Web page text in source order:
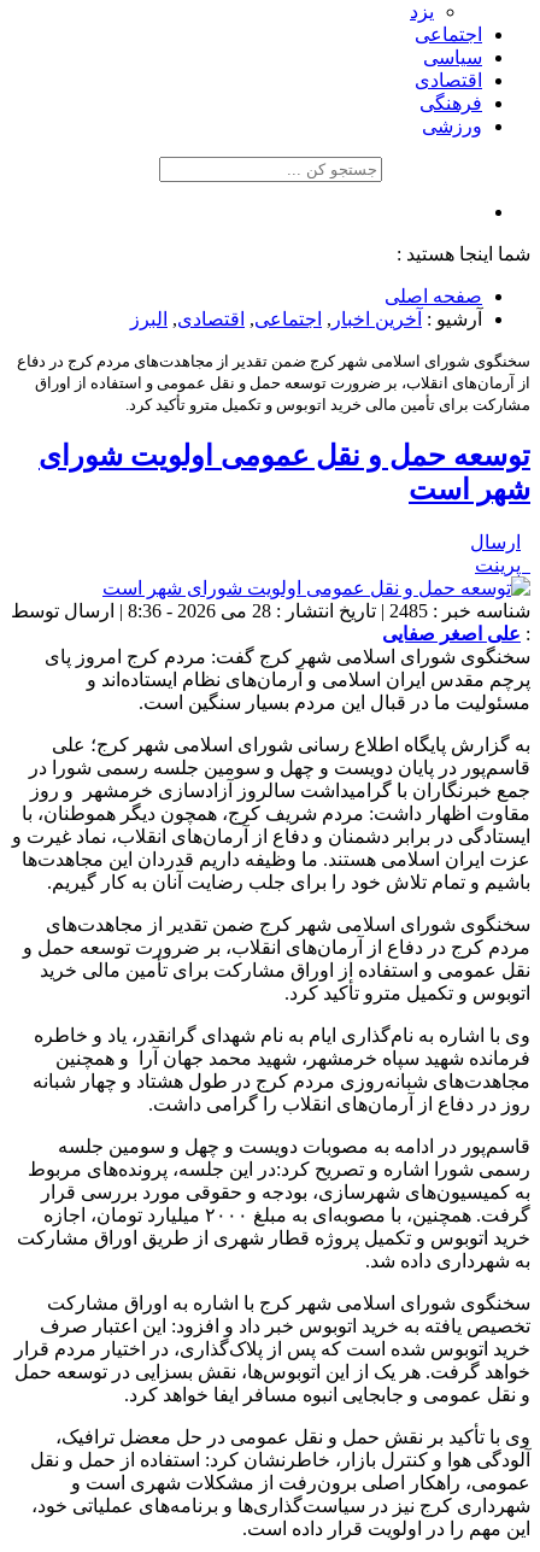
یزد
اجتماعی
سیاسی
اقتصادی
فرهنگی
ورزشی
شما اینجا هستید :
صفحه اصلی
آرشیو : آخرین اخبار , اجتماعی, اقتصادی, البرز
سخنگوی شورای اسلامی شهر کرج ضمن تقدیر از مجاهدت‌های مردم کرج در دفاع
از آرمان‌های انقلاب، بر ضرورت توسعه حمل و نقل عمومی و استفاده از اوراق
مشارکت برای تأمین مالی خرید اتوبوس و تکمیل مترو تأکید کرد.
توسعه حمل و نقل عمومی اولویت شورای
شهر است
ارسال
پرینت
شناسه خبر : 2485 | تاریخ انتشار : 28 می 2026 - 8:36 | ارسال توسط
: علی اصغر صفایی
سخنگوی شورای اسلامی شهر کرج گفت: مردم کرج امروز پای
پرچم مقدس ایران اسلامی و آرمان‌های نظام ایستاده‌اند و
مسئولیت ما در قبال این مردم بسیار سنگین است.
به گزارش پایگاه اطلاع رسانی شورای اسلامی شهر کرج؛ علی
قاسم‌پور در پایان دویست و چهل و سومین جلسه رسمی شورا در
جمع خبرنگاران با گرامیداشت سالروز آزادسازی خرمشهر و روز
مقاوت اظهار داشت: مردم شریف کرج، همچون دیگر هموطنان، با
ایستادگی در برابر دشمنان و دفاع از آرمان‌های انقلاب، نماد غیرت و
عزت ایران اسلامی هستند. ما وظیفه داریم قدردان این مجاهدت‌ها
باشیم و تمام تلاش خود را برای جلب رضایت آنان به کار گیریم.
سخنگوی شورای اسلامی شهر کرج ضمن تقدیر از مجاهدت‌های
مردم کرج در دفاع از آرمان‌های انقلاب، بر ضرورت توسعه حمل و
نقل عمومی و استفاده از اوراق مشارکت برای تأمین مالی خرید
اتوبوس و تکمیل مترو تأکید کرد.
وی با اشاره به نام‌گذاری ایام به نام شهدای گرانقدر، یاد و خاطره
فرمانده شهید سپاه خرمشهر، شهید محمد جهان آرا و همچنین
مجاهدت‌های شبانه‌روزی مردم کرج در طول هشتاد و چهار شبانه
روز در دفاع از آرمان‌های انقلاب را گرامی داشت.
قاسم‌پور در ادامه به مصوبات دویست و چهل و سومین جلسه
رسمی شورا اشاره و تصریح کرد:در این جلسه، پرونده‌های مربوط
به کمیسیون‌های شهرسازی، بودجه و حقوقی مورد بررسی قرار
گرفت. همچنین، با مصوبه‌ای به مبلغ ۲۰۰۰ میلیارد تومان، اجازه
خرید اتوبوس و تکمیل پروژه قطار شهری از طریق اوراق مشارکت
به شهرداری داده شد.
سخنگوی شورای اسلامی شهر کرج با اشاره به اوراق مشارکت
تخصیص یافته به خرید اتوبوس خبر داد و افزود: این اعتبار صرف
خرید اتوبوس شده است که پس از پلاک‌گذاری، در اختیار مردم قرار
خواهد گرفت. هر یک از این اتوبوس‌ها، نقش بسزایی در توسعه حمل
و نقل عمومی و جابجایی انبوه مسافر ایفا خواهد کرد.
وی با تأکید بر نقش حمل و نقل عمومی در حل معضل ترافیک،
آلودگی هوا و کنترل بازار، خاطرنشان کرد: استفاده از حمل و نقل
عمومی، راهکار اصلی برون‌رفت از مشکلات شهری است و
شهرداری کرج نیز در سیاست‌گذاری‌ها و برنامه‌های عملیاتی خود،
این مهم را در اولویت قرار داده است.